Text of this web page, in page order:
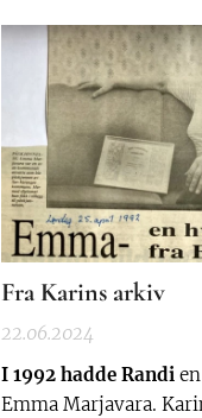
oppgangen i elvene
er det foreløpig ikke
om og fisket foregår
Fra Karins arkiv
22.06.2024
I 1992 hadde Randien
Emma Marjavara.